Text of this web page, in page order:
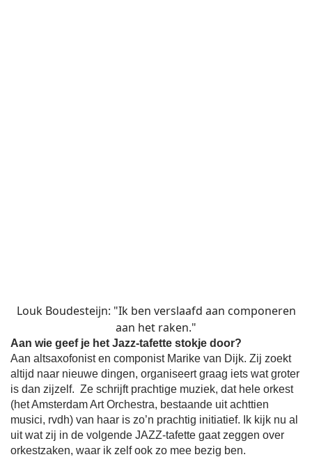
Louk Boudesteijn: "Ik ben verslaafd aan componeren
aan het raken."
Aan wie geef je het Jazz-tafette stokje door?
Aan altsaxofonist en componist Marike van Dijk. Zij zoekt
altijd naar nieuwe dingen, organiseert graag iets wat groter
is dan zijzelf. Ze schrijft prachtige muziek, dat hele orkest
(het Amsterdam Art Orchestra, bestaande uit achttien
musici, rvdh) van haar is zo’n prachtig initiatief. Ik kijk nu al
uit wat zij in de volgende JAZZ-tafette gaat zeggen over
orkestzaken, waar ik zelf ook zo mee bezig ben.